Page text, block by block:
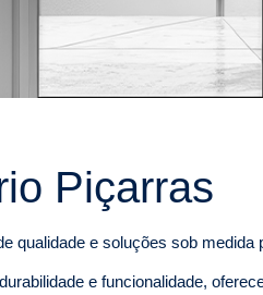
Piçarras
qualidade e soluções sob
e funcionalidade,